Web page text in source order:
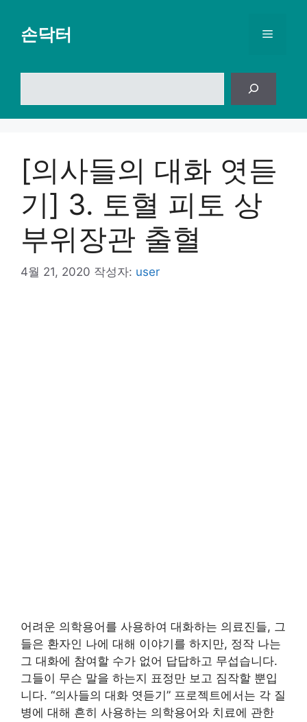
손닥터 메
뉴
[의사들의 대화 엿듣
기] 3. 토혈 피토 상
부위장관 출혈
4월 21, 2020 작성자: user
어려운 의학용어를 사용하여 대화하는 의료진들, 그
들은 환자인 나에 대해 이야기를 하지만, 정작 나는
그 대화에 참여할 수가 없어 답답하고 무섭습니다.
그들이 무슨 말을 하는지 표정만 보고 짐작할 뿐입
니다. “의사들의 대화 엿듣기” 프로젝트에서는 각 질
병에 대해 흔히 사용하는 의학용어와 치료에 관한